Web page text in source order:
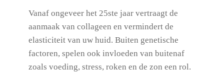
Vanaf ongeveer het 25ste jaar vertraagt de
aanmaak van collageen en vermindert de
elasticiteit van uw huid. Buiten genetische
factoren, spelen ook invloeden van buitenaf
zoals voeding, stress, roken en de zon een rol.